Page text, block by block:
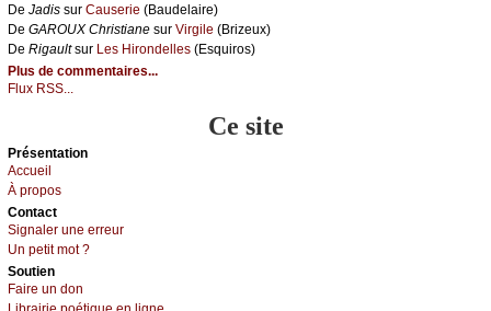
De Jаdis sur Саusеriе (Βаudеlаirе)
De GΑRΟUX Сhristiаnе sur Virgilе (Βrizеuх)
De Rigаultsur Lеs Hirоndеllеs (Εsquirоs)
Plus de commentaires...
Flux RSS...
Ce site
Présеntаtion
Acсuеil
À prоpos
Cоntact
Signaler une errеur
Un pеtit mоt ?
Sоutien
Fаirе un dоn